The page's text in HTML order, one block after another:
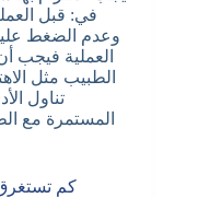
في: قبل
وعدم الضغط
العملية فيجب
الطبيب مثل
تناول
المستمرة مع
كم